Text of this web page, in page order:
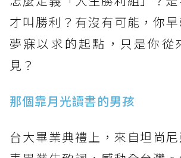
才叫勝利？有沒有可能，你
夢寐以求的起點，只是你從
見？
那個靠月光讀書的男孩
台大畢業典禮上，來自坦尚